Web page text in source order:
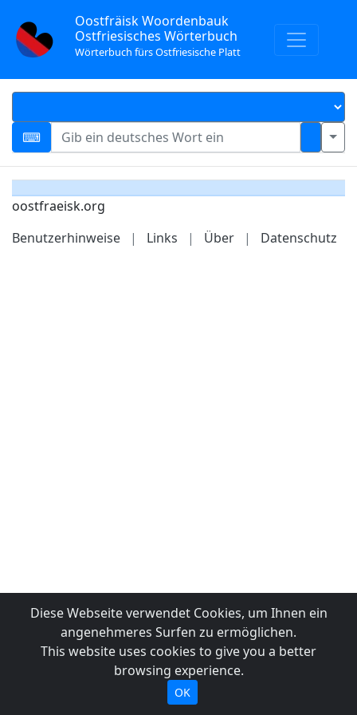
Oostfräisk Woordenbauk
Ostfriesisches Wörterbuch
Wörterbuch fürs Ostfriesische Platt
oostfraeisk.org
Benutzerhinweise
| Links | Über | Datenschutz
Diese Webseite verwendet Cookies, um Ihnen ein
angenehmeres Surfen zu ermöglichen.
This website uses cookies to give you a better
browsing experience.
OK